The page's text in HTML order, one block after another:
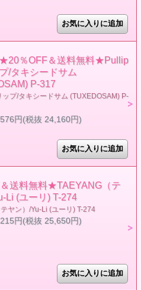
％OFF＆送料無料★Pullip
/タキシードサム
P-317
ップ/タキシードサム (TUXEDOSAM) P-
円(税抜 24,160円)
送料無料★TAEYANG（テ
Li (ユーリ) T-274
ヤン）/Yu-Li (ユーリ) T-274
円(税抜 25,650円)